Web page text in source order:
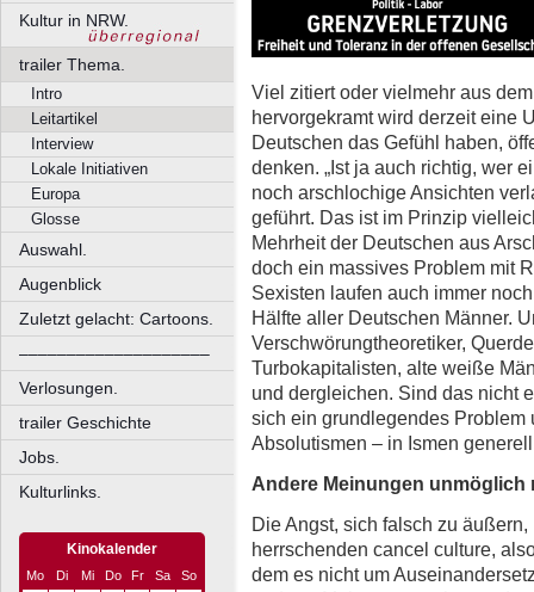
Kultur in NRW.
trailer Thema.
Intro
Leitartikel
Interview
Lokale Initiativen
Europa
Glosse
Auswahl.
Augenblick
Zuletzt gelacht: Cartoons.
––––––––––––––––––––
Verlosungen.
trailer Geschichte
Jobs.
Kulturlinks.
Kinokalender
Mo Di Mi Do Fr Sa
So
Viel zitiert oder vielmehr aus
hervorgekramt wird derzeit eine
Deutschen das Gefühl haben,
denken. „Ist ja auch richtig, wer
noch arschlochige Ansichten
geführt. Das ist im Prinzip
Mehrheit der Deutschen aus
doch ein massives Problem mit
Sexisten laufen auch immer
Hälfte aller Deutschen Männer.
Verschwörungtheoretiker,
Turbokapitalisten, alte weiße
und dergleichen. Sind das nicht
sich ein grundlegendes Problem
Absolutismen – in Ismen
Andere Meinungen unmöglich
Die Angst, sich falsch zu
herrschenden cancel culture,
dem es nicht um